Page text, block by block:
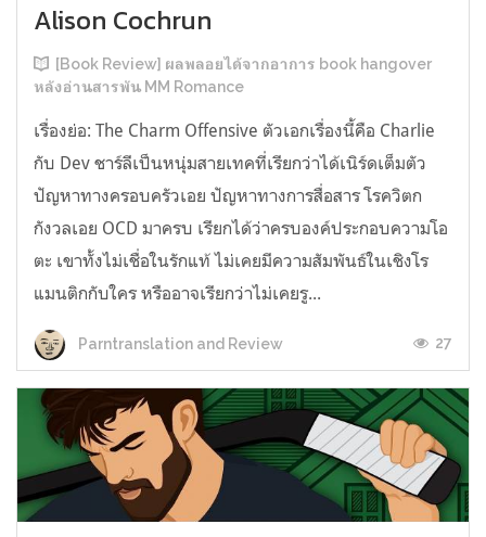
Alison Cochrun
[Book Review] ผลพลอยได้จากอาการ book hangover
หลังอ่านสารพัน MM Romance
เรื่องย่อ: The Charm Offensive ตัวเอกเรื่องนี้คือ Charlie
กับ Dev ชาร์ลีเป็นหนุ่มสายเทคที่เรียกว่าได้เนิร์ดเต็มตัว
ปัญหาทางครอบครัวเอย ปัญหาทางการสื่อสาร โรควิตก
กังวลเอย OCD มาครบ เรียกได้ว่าครบองค์ประกอบความโอ
ตะ เขาทั้งไม่เชื่อในรักแท้ ไม่เคยมีความสัมพันธ์ในเชิงโร
แมนติกกับใคร หรืออาจเรียกว่าไม่เคยรู...
Parntranslation and Review 27